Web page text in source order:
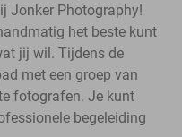
Jonker Photography!
het beste kunt
jij wil. Tijdens de
met een groep van
fotografen. Je kunt
begeleiding